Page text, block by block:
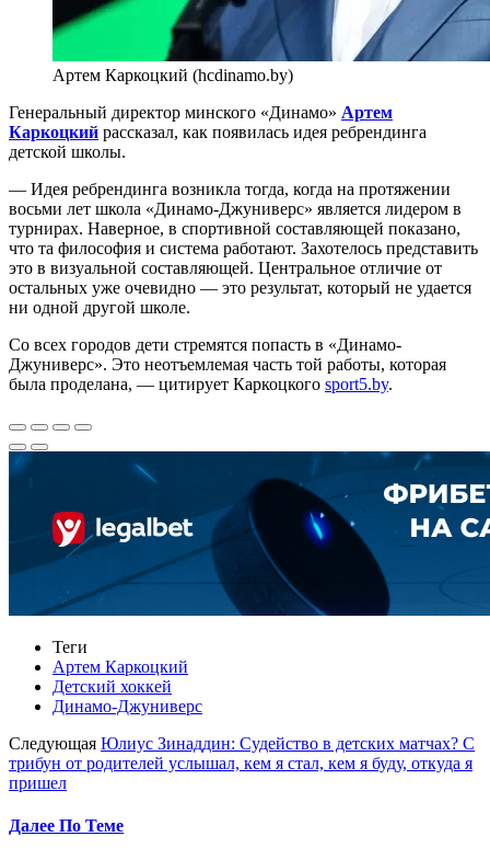
Артем Каркоцкий (hcdinamo.by)
Генеральный директор минского «Динамо» Артем
Каркоцкий рассказал, как появилась идея ребрендинга
детской школы.
— Идея ребрендинга возникла тогда, когда на протяжении
восьми лет школа «Динамо-Джуниверс» является лидером в
турнирах. Наверное, в спортивной составляющей показано,
что та философия и система работают. Захотелось представить
это в визуальной составляющей. Центральное отличие от
остальных уже очевидно — это результат, который не удается
ни одной другой школе.
Со всех городов дети стремятся попасть в «Динамо-
Джуниверс». Это неотъемлемая часть той работы, которая
была проделана, — цитирует Каркоцкого sport5.by.
Теги
Артем Каркоцкий
Детский хоккей
Динамо-Джуниверс
Следующая Юлиус Зинаддин: Судейство в детских матчах? С
трибун от родителей услышал, кем я стал, кем я буду, откуда я
пришел
Далее По Теме